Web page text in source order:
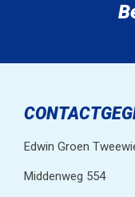
Edwin Groen
Middenweg 554